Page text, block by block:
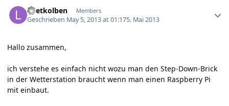
Loetkolben Members
Geschrieben May 5, 2013 at 01:175. Mai 2013
Hallo zusammen,
ich verstehe es einfach nicht wozu man den Step-Down-Brick
in der Wetterstation braucht wenn man einen Raspberry Pi
mit einbaut.